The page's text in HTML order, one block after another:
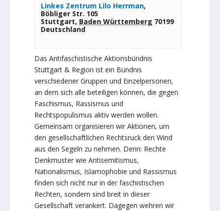
Linkes Zentrum Lilo Herrman,
Böbliger Str. 105
Stuttgart, Baden Württemberg 70199
Deutschland
Das Antifaschistische Aktionsbündnis
Stuttgart & Region ist ein Bündnis
verschiedener Gruppen und Einzelpersonen,
an dem sich alle beteiligen können, die gegen
Faschismus, Rassismus und
Rechtspopulismus aktiv werden wollen.
Gemeinsam organisieren wir Aktionen, um
den gesellschaftlichen Rechtsruck den Wind
aus den Segeln zu nehmen. Denn: Rechte
Denkmuster wie Antisemitismus,
Nationalismus, Islamophobie und Rassismus
finden sich nicht nur in der faschistischen
Rechten, sondern sind breit in dieser
Gesellschaft verankert. Dagegen wehren wir